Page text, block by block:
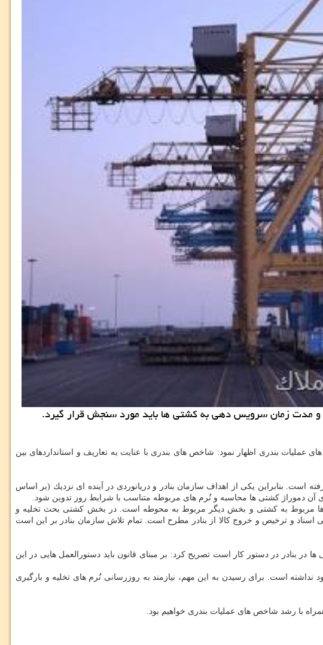
و مدت زمان سرویس دهی به كشتی ها باید مورد سنجش قرار گیرد.
عملیات بندری اظهار نمود: شاخص های بندری با عنایت به تعاریف و استانداردهای بین
صورت نگرفته است. بنابراین یكی از اهداف سازمان بنادر و دریانوردی در آینده ای نزدیك (بر اساس
آن دموراژ كشتی ها محاسبه و نُرم های مربوطه متناسب با شرایط روز تدوین شود.
مربوط به كشتی و بخش دیگر مربوط به محوطه است. در بخش كشتی بحث تخلیه و
اسناد و ترخیص و خروج كالا از بنادر مطرح است. تمام تلاش سازمان بنادر بر این است
در بنادر در دستور كار است تصریح كرد: بر مبنای قانون باید دستورالعمل هایی در این
نداشته است. برای رسیدن به این مهم، نیازمند به روزرسانی نُرم های تخلیه و بارگیری
با رشد شاخص های عملیات بندری خواهیم بود.